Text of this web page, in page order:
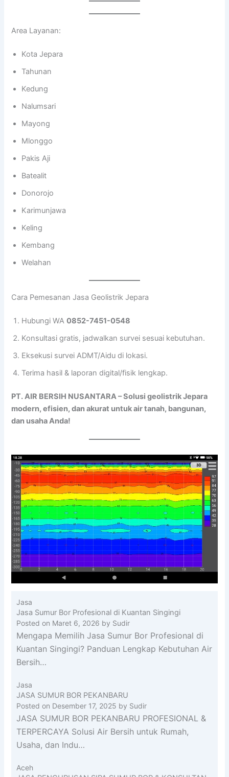
Area Layanan:
Kota Jepara
Tahunan
Kedung
Nalumsari
Mayong
Mlonggo
Pakis Aji
Batealit
Donorojo
Karimunjawa
Keling
Kembang
Welahan
Cara Pemesanan Jasa Geolistrik Jepara
Hubungi WA0852-7451-0548
Konsultasi gratis, jadwalkan survei sesuai kebutuhan.
Eksekusi survei ADMT/Aidu di lokasi.
Terima hasil & laporan digital/fisik lengkap.
PT. AIR BERSIH NUSANTARA – Solusi geolistrik Jepara
modern, efisien, dan akurat untuk air tanah, bangunan,
dan usaha Anda!
Jasa
Jasa Sumur Bor Profesional di Kuantan Singingi
Posted on Maret 6, 2026 by Sudir
Mengapa Memilih Jasa Sumur Bor Profesional di
Kuantan Singingi? Panduan Lengkap Kebutuhan Air
Bersih…
Jasa
JASA SUMUR BOR PEKANBARU
Posted on Desember 17, 2025 by Sudir
JASA SUMUR BOR PEKANBARU PROFESIONAL &
TERPERCAYA Solusi Air Bersih untuk Rumah,
Usaha, dan Indu…
Aceh